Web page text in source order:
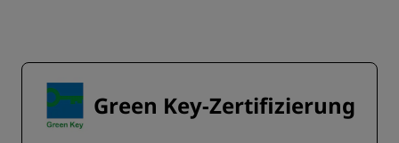
Green Key-Zertifizierung